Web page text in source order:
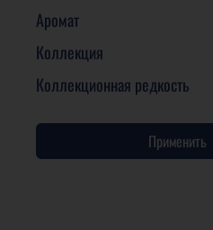
Аромат
Коллекция
Коллекционная редкость
Применить